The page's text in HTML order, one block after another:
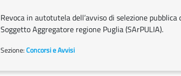
Revoca in autotutela dell’avviso di selezione
Soggetto Aggregatore regione Puglia (SArPULIA).
Sezione:Concorsi e Avvisi